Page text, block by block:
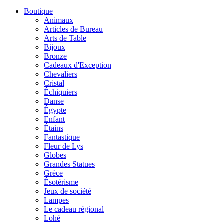
Boutique
Animaux
Articles de Bureau
Arts de Table
Bijoux
Bronze
Cadeaux d'Exception
Chevaliers
Cristal
Échiquiers
Danse
Égypte
Enfant
Étains
Fantastique
Fleur de Lys
Globes
Grandes Statues
Grèce
Ésotérisme
Jeux de société
Lampes
Le cadeau régional
Lohé